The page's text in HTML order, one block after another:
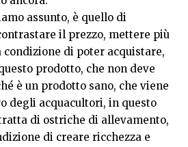
assunto, è quello di
il prezzo, mettere più
di poter acquistare,
prodotto, che non deve
è un prodotto sano, che viene
degli acquacultori, in questo
di ostriche di allevamento,
di creare ricchezza e